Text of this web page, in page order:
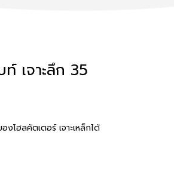
เจาะลึก 35
โฮลคัตเตอร์ เจาะเหล็กได้